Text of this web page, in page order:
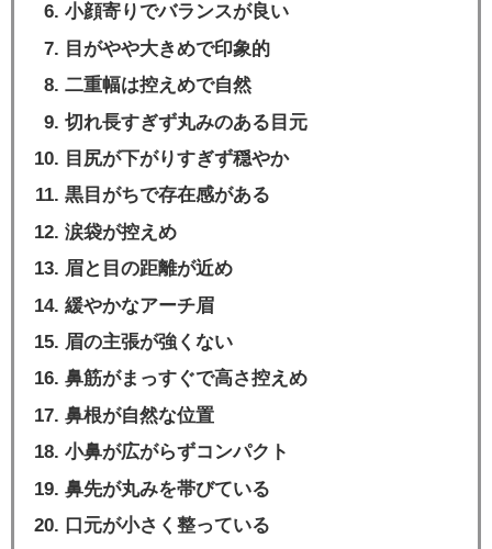
小顔寄りでバランスが良い
目がやや大きめで印象的
二重幅は控えめで自然
切れ長すぎず丸みのある目元
目尻が下がりすぎず穏やか
黒目がちで存在感がある
涙袋が控えめ
眉と目の距離が近め
緩やかなアーチ眉
眉の主張が強くない
鼻筋がまっすぐで高さ控えめ
鼻根が自然な位置
小鼻が広がらずコンパクト
鼻先が丸みを帯びている
口元が小さく整っている